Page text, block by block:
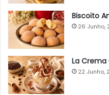
Biscoito
26 Junho,
La
22 Junho,